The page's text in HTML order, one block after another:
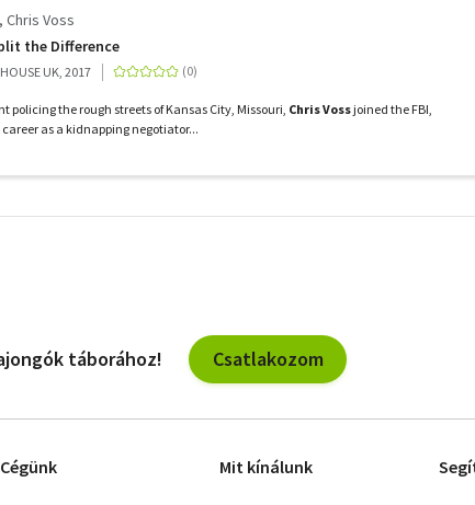
Chris Voss
the Difference
UK, 2017
policing the rough streets of Kansas City, Missouri, Chris Voss joined the FBI,
as a kidnapping negotiator...
szűrők
táborához! Csatlakozom
Cégünk Mit kínálunk